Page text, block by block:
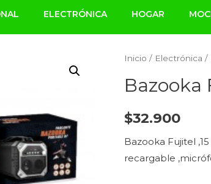
ELECTRÓNICA HOGAR
Inicio / Electrónica /
Bazooka
$32.900
Bazooka Fujitel
recargable